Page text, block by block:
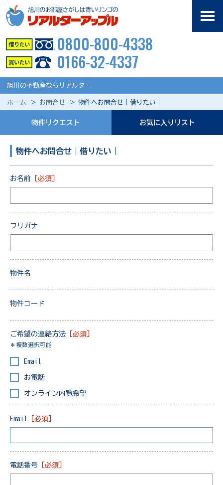
0800-800-4338
0166-32-4337
旭川の不動産ならリアルター
ホーム お問合せ 物件へお問合せ｜借りたい｜
物件リクエスト お気に入りリスト
物件へお問合せ｜借りたい｜
お名前 ［必須］
フリガナ
物件名
物件コード
ご希望の連絡方法 ［必須］
＊複数選択可能
Email
お電話
オンライン内覧希望
Email ［必須］
電話番号 ［必須］